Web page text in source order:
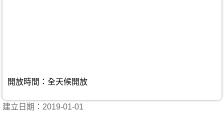
開放時間：全天候開放
建立日期：2019-01-01